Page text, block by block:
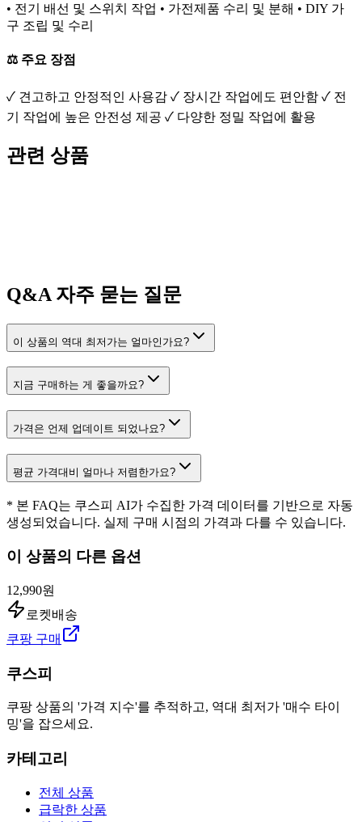
• 전기 배선 및 스위치 작업 • 가전제품 수리 및 분해 • DIY 가
구 조립 및 수리
⚖️ 주요 장점
✓ 견고하고 안정적인 사용감 ✓ 장시간 작업에도 편안함 ✓ 전
기 작업에 높은 안전성 제공 ✓ 다양한 정밀 작업에 활용
관련 상품
Q&A 자주 묻는 질문
이 상품의 역대 최저가는 얼마인가요?
지금 구매하는 게 좋을까요?
가격은 언제 업데이트 되었나요?
평균 가격대비 얼마나 저렴한가요?
* 본 FAQ는 쿠스피 AI가 수집한 가격 데이터를 기반으로 자동
생성되었습니다. 실제 구매 시점의 가격과 다를 수 있습니다.
이 상품의 다른 옵션
12,990원
로켓배송
쿠팡 구매
쿠스피
쿠팡 상품의 '가격 지수'를 추적하고, 역대 최저가 '매수 타이
밍'을 잡으세요.
카테고리
전체 상품
급락한 상품